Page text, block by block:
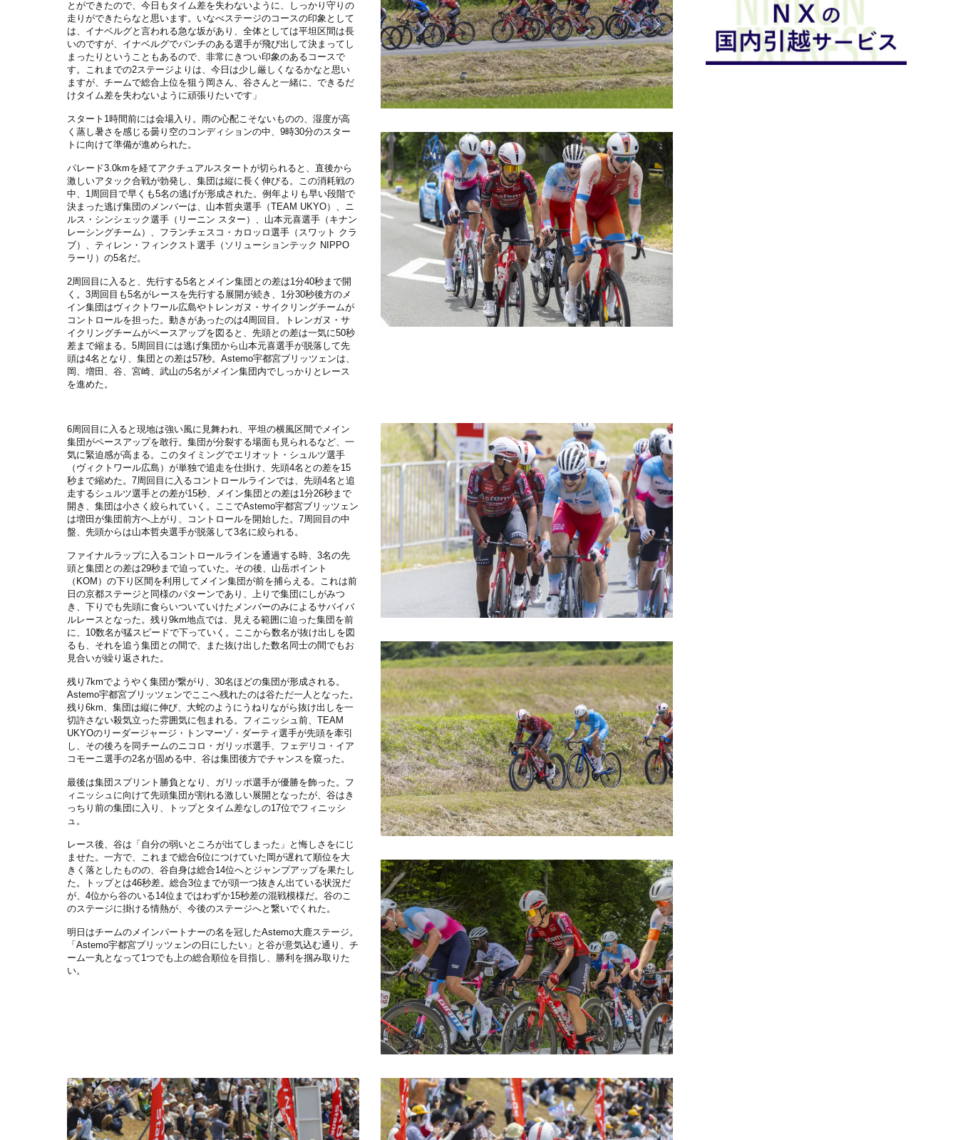
とができたので、今日もタイム差を失わないように、しっかり守りの
走りができたらなと思います。いなべステージのコースの印象として
は、イナベルグと言われる急な坂があり、全体としては平坦区間は長
いのですが、イナベルグでパンチのある選手が飛び出して決まってし
まったりということもあるので、非常にきつい印象のあるコースで
す。これまでの2ステージよりは、今日は少し厳しくなるかなと思い
ますが、チームで総合上位を狙う岡さん、谷さんと一緒に、できるだ
けタイム差を失わないように頑張りたいです」
スタート1時間前には会場入り。雨の心配こそないものの、湿度が高
く蒸し暑さを感じる曇り空のコンディションの中、9時30分のスター
トに向けて準備が進められた。
パレード3.0kmを経てアクチュアルスタートが切られると、直後から
激しいアタック合戦が勃発し、集団は縦に長く伸びる。この消耗戦の
中、1周回目で早くも5名の逃げが形成された。例年よりも早い段階で
決まった逃げ集団のメンバーは、山本哲央選手（TEAM UKYO）、ニ
ルス・シンシェック選手（リーニン スター）、山本元喜選手（キナン
レーシングチーム）、フランチェスコ・カロッロ選手（スワット クラ
ブ）、ティレン・フィンクスト選手（ソリューションテック NIPPO
ラーリ）の5名だ。
2周回目に入ると、先行する5名とメイン集団との差は1分40秒まで開
く。3周回目も5名がレースを先行する展開が続き、1分30秒後方のメ
イン集団はヴィクトワール広島やトレンガヌ・サイクリングチームが
コントロールを担った。動きがあったのは4周回目。トレンガヌ・サ
イクリングチームがペースアップを図ると、先頭との差は一気に50秒
差まで縮まる。5周回目には逃げ集団から山本元喜選手が脱落して先
頭は4名となり、集団との差は57秒。Astemo宇都宮ブリッツェンは、
岡、増田、谷、宮崎、武山の5名がメイン集団内でしっかりとレース
を進めた。
6周回目に入ると現地は強い風に見舞われ、平坦の横風区間でメイン
集団がペースアップを敢行。集団が分裂する場面も見られるなど、一
気に緊迫感が高まる。このタイミングでエリオット・シュルツ選手
（ヴィクトワール広島）が単独で追走を仕掛け、先頭4名との差を15
秒まで縮めた。7周回目に入るコントロールラインでは、先頭4名と追
走するシュルツ選手との差が15秒、メイン集団との差は1分26秒まで
開き、集団は小さく絞られていく。ここでAstemo宇都宮ブリッツェン
は増田が集団前方へ上がり、コントロールを開始した。7周回目の中
盤、先頭からは山本哲央選手が脱落して3名に絞られる。
ファイナルラップに入るコントロールラインを通過する時、3名の先
頭と集団との差は29秒まで迫っていた。その後、山岳ポイント
（KOM）の下り区間を利用してメイン集団が前を捕らえる。これは前
日の京都ステージと同様のパターンであり、上りで集団にしがみつ
き、下りでも先頭に食らいついていけたメンバーのみによるサバイバ
ルレースとなった。残り9km地点では、見える範囲に迫った集団を前
に、10数名が猛スピードで下っていく。ここから数名が抜け出しを図
るも、それを追う集団との間で、また抜け出した数名同士の間でもお
見合いが繰り返された。
残り7kmでようやく集団が繋がり、30名ほどの集団が形成される。
Astemo宇都宮ブリッツェンでここへ残れたのは谷ただ一人となった。
残り6km、集団は縦に伸び、大蛇のようにうねりながら抜け出しを一
切許さない殺気立った雰囲気に包まれる。フィニッシュ前、TEAM
UKYOのリーダージャージ・トンマーゾ・ダーティ選手が先頭を牽引
し、その後ろを同チームのニコロ・ガリッボ選手、フェデリコ・イア
コモーニ選手の2名が固める中、谷は集団後方でチャンスを窺った。
最後は集団スプリント勝負となり、ガリッポ選手が優勝を飾った。フ
ィニッシュに向けて先頭集団が割れる激しい展開となったが、谷はき
っちり前の集団に入り、トップとタイム差なしの17位でフィニッシ
ュ。
レース後、谷は「自分の弱いところが出てしまった」と悔しさをにじ
ませた。一方で、これまで総合6位につけていた岡が遅れて順位を大
きく落としたものの、谷自身は総合14位へとジャンプアップを果たし
た。トップとは46秒差。総合3位までが頭一つ抜きん出ている状況だ
が、4位から谷のいる14位まではわずか15秒差の混戦模様だ。谷のこ
のステージに掛ける情熱が、今後のステージへと繋いでくれた。
明日はチームのメインパートナーの名を冠したAstemo大鹿ステージ。
「Astemo宇都宮ブリッツェンの日にしたい」と谷が意気込む通り、チ
ーム一丸となって1つでも上の総合順位を目指し、勝利を掴み取りた
い。